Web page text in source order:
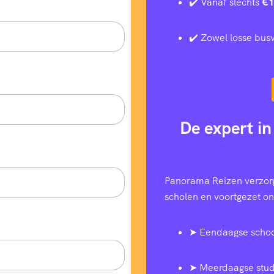
✔️ Zowel losse
De expert
Panorama Reizen
scholen en voortgezet
➤ Eendaagse
➤ Meerdaagse